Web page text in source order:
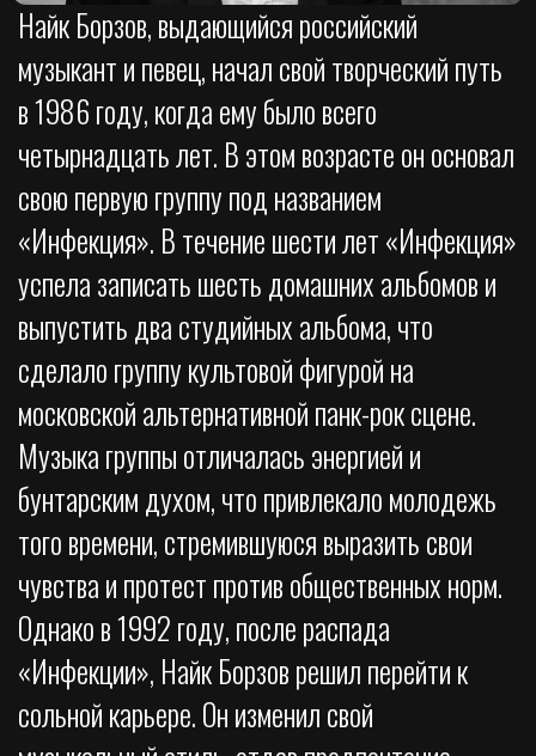
Найк Борзов, выдающийся российский
музыкант и певец, начал свой творческий путь
в 1986 году, когда ему было всего
четырнадцать лет. В этом возрасте он основал
свою первую группу под названием
«Инфекция». В течение шести лет «Инфекция»
успела записать шесть домашних альбомов и
выпустить два студийных альбома, что
сделало группу культовой фигурой на
московской альтернативной панк-рок сцене.
Музыка группы отличалась энергией и
бунтарским духом, что привлекало молодежь
того времени, стремившуюся выразить свои
чувства и протест против общественных норм.
Однако в 1992 году, после распада
«Инфекции», Найк Борзов решил перейти к
сольной карьере. Он изменил свой